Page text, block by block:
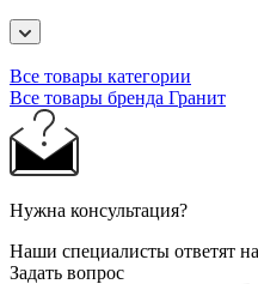
Все товары категории
Все товары бренда Гранит
Нужна консультация?
Наши специалисты ответят
Задать вопрос